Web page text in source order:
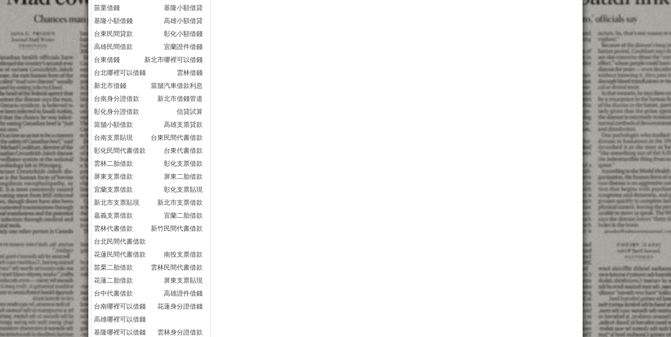
苗栗借錢
基隆小額借貸
基隆小額借錢
高雄小額借貸
台東民間貸款
彰化小額借錢
高雄民間借款
宜蘭證件借錢
台東借錢
新北市哪裡可以借錢
台北哪裡可以借錢
雲林借錢
新北市借錢
當舖汽車借款利息
台南身分證借款
新北市借錢管道
彰化身分證借款
信貸試算
當舖小額借款
高雄支票貸款
台南支票貼現
台東民間代書借款
彰化民間代書借款
台東代書借款
雲林二胎借款
彰化支票借款
屏東支票借款
屏東二胎借款
宜蘭支票借款
彰化支票貼現
新北市支票貼現
新北市支票借款
嘉義支票借款
宜蘭二胎借款
雲林代書借款
新竹民間代書借款
台北民間代書借款
花蓮民間代書借款
南投支票借款
苗栗二胎借款
雲林民間代書借款
花蓮二胎借款
屏東支票貼現
台中代書借款
高雄證件借錢
台南哪裡可以借錢
花蓮身分證借錢
高雄哪裡可以借錢
基隆哪裡可以借錢
雲林身分證借款